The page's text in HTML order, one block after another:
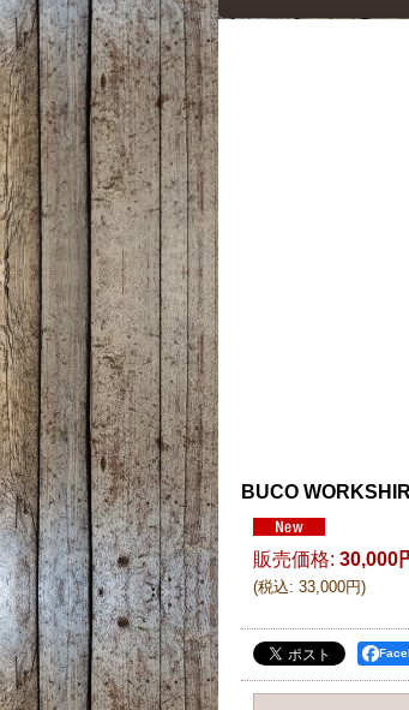
BUCO
販売価格: 30,000
(税込: 33,000円)